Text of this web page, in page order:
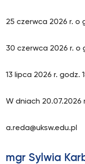
25 czerwca 2026 r. o
30 czerwca 2026 r. o
13 lipca 2026 r. godz.
W dniach 20.07.2026
a.reda@uksw.edu.pl
mgr Sylwia